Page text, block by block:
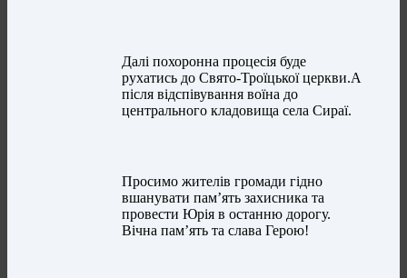
Далі похоронна процесія буде
рухатись до Свято-Троїцької церкви.А
після відспівування воїна до
центрального кладовища села Сираї.
Просимо жителів громади гідно
вшанувати пам’ять захисника та
провести Юрія в останню дорогу.
Вічна пам’ять та слава Герою!